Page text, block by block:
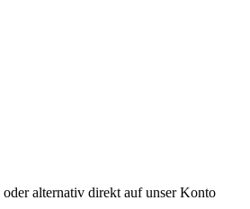
oder alternativ direkt auf unser Konto